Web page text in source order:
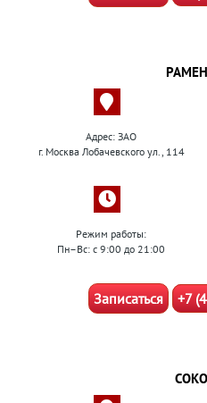
Адрес: ЗАО
г. Москва Лобачевского ул., 114
Режим работы:
Пн–Вс: с 9:00 до 21:00
Записаться +7